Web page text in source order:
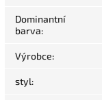
Dominantní
barva:
Výrobce:
styl: